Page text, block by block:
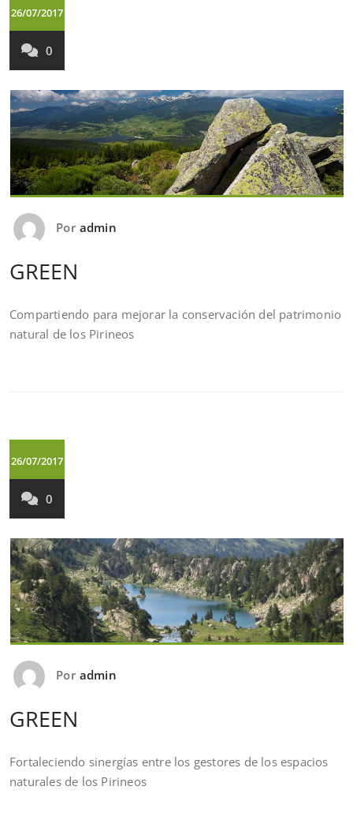
26/07/2017
0
Por admin
GREEN
Compartiendo para mejorar la conservación del patrimonio
natural de los Pirineos
26/07/2017
0
Por admin
GREEN
Fortaleciendo sinergías entre los gestores de los espacios
naturales de los Pirineos